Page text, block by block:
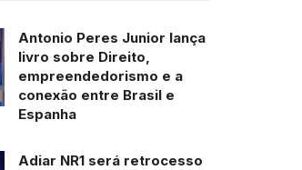
Antonio Peres Junior lança
livro sobre Direito,
empreendedorismo e a
conexão entre Brasil e
Espanha
Adiar NR1 será retrocesso